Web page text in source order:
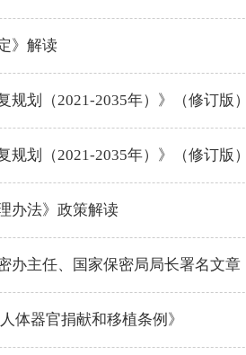
》解读
规划（2021-2035年）》（修订版
规划（2021-2035年）》（修订版
办法》政策解读
办主任、国家保密局局长署名文章
体器官捐献和移植条例》